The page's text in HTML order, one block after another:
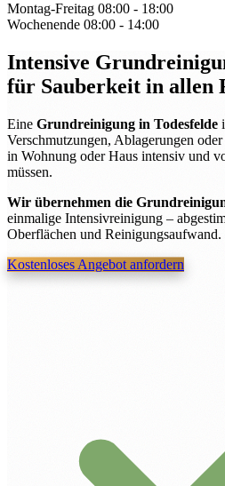
Montag-Freitag 08:00 - 18:00
Wochenende 08:00 - 14:00
Intensive
für Sauberkeit in allen
Eine Grundreinigung in Todesfelde
Verschmutzungen, Ablagerungen
in Wohnung oder Haus intensiv und
müssen.
Wir übernehmen die
einmalige Intensivreinigung –
Oberflächen und Reinigungsaufwand.
Kostenloses Angebot anfordern